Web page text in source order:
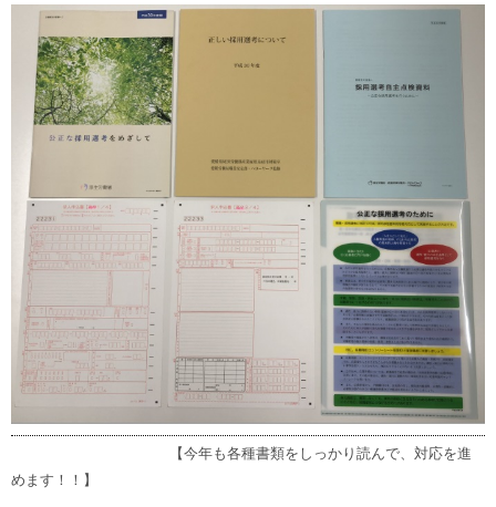
【今年も各種書類をしっかり読んで、対応を進
めます！！】